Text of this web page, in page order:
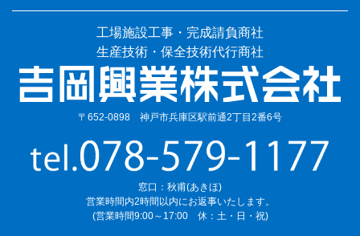
工場施設工事・完成請負商社
生産技術・保全技術代行商社
〒652-0898 神戸市兵庫区駅前通2丁目2番6号
窓口：秋甫(あきほ)
営業時間内2時間以内にお返事いたします。
(営業時間9:00～17:00 休：土・日・祝)